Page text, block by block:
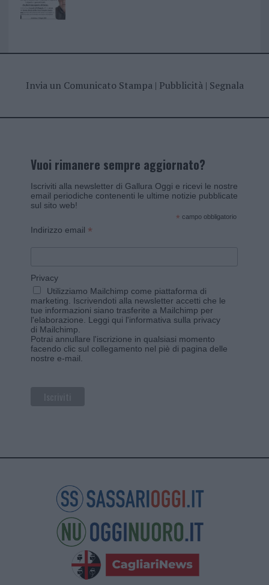
Invia un Comunicato Stampa| Pubblicità| Segnala
Vuoi rimanere sempre aggiornato?
Iscriviti alla newsletter di Gallura Oggi e ricevi le nostre
email periodiche contenenti le ultime notizie pubblicate
sul sito web!
* campo obbligatorio
Indirizzo email *
Privacy
Utilizziamo Mailchimp come piattaforma di
marketing. Iscrivendoti alla newsletter accetti che le
tue informazioni siano trasferite a Mailchimp per
l'elaborazione. Leggi qui l'informativa sulla privacy
di Mailchimp
Potrai annullare l'iscrizione in qualsiasi momento
facendo clic sul collegamento nel piè di pagina delle
nostre e-mail.